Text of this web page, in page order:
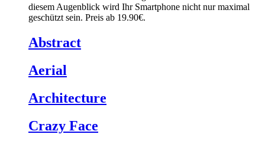
diesem Augenblick wird Ihr Smartphone nicht nur maximal
geschützt sein. Preis ab 19.90€.
Abstract
Aerial
Architecture
Crazy Face